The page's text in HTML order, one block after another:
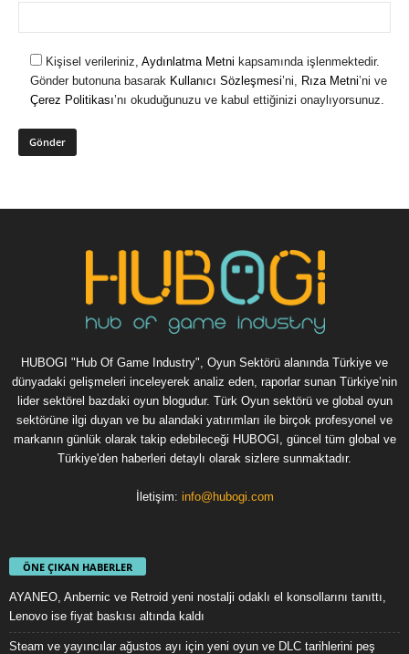
Kişisel verileriniz, Aydınlatma Metni kapsamında işlenmektedir.
Gönder butonuna basarak Kullanıcı Sözleşmesi’ni, Rıza Metni’ni ve
Çerez Politikası’nı okuduğunuzu ve kabul ettiğinizi onaylıyorsunuz.
HUBOGI "Hub Of Game Industry", Oyun Sektörü alanında Türkiye ve
dünyadaki gelişmeleri inceleyerek analiz eden, raporlar sunan Türkiye’nin
lider sektörel bazdaki oyun blogudur. Türk Oyun sektörü ve global oyun
sektörüne ilgi duyan ve bu alandaki yatırımları ile birçok profesyonel ve
markanın günlük olarak takip edebileceği HUBOGI, güncel tüm global ve
Türkiye'den haberleri detaylı olarak sizlere sunmaktadır.
İletişim: info@hubogi.com
ÖNE ÇIKAN HABERLER
AYANEO, Anbernic ve Retroid yeni nostalji odaklı el konsollarını tanıttı,
Lenovo ise fiyat baskısı altında kaldı
Steam ve yayıncılar ağustos ayı için yeni oyun ve DLC tarihlerini peş